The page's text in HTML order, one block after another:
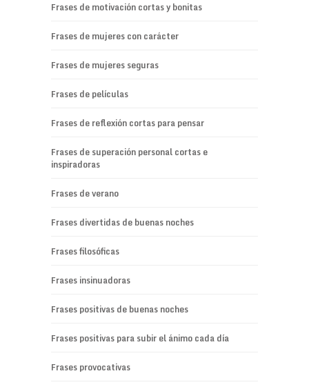
Frases de motivación cortas y bonitas
Frases de mujeres con carácter
Frases de mujeres seguras
Frases de películas
Frases de reflexión cortas para pensar
Frases de superación personal cortas e
inspiradoras
Frases de verano
Frases divertidas de buenas noches
Frases filosóficas
Frases insinuadoras
Frases positivas de buenas noches
Frases positivas para subir el ánimo cada día
Frases provocativas